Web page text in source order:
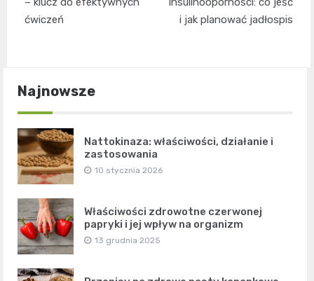
ćwiczeń
i jak planować jadłospis
Najnowsze
Nattokinaza: właściwości, działanie i
zastosowania
10 stycznia 2026
Właściwości zdrowotne czerwonej
papryki i jej wpływ na organizm
13 grudnia 2025